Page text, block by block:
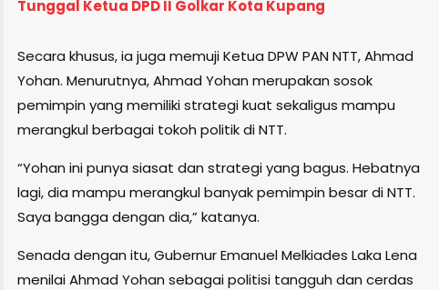
Tunggal Ketua DPD II Golkar Kota Kupang
Secara khusus, ia juga memuji Ketua DPW PAN NTT, Ahmad
Yohan. Menurutnya, Ahmad Yohan merupakan sosok
pemimpin yang memiliki strategi kuat sekaligus mampu
merangkul berbagai tokoh politik di NTT.
“Yohan ini punya siasat dan strategi yang bagus. Hebatnya
lagi, dia mampu merangkul banyak pemimpin besar di NTT.
Saya bangga dengan dia,” katanya.
Senada dengan itu, Gubernur Emanuel Melkiades Laka Lena
menilai Ahmad Yohan sebagai politisi tangguh dan cerdas